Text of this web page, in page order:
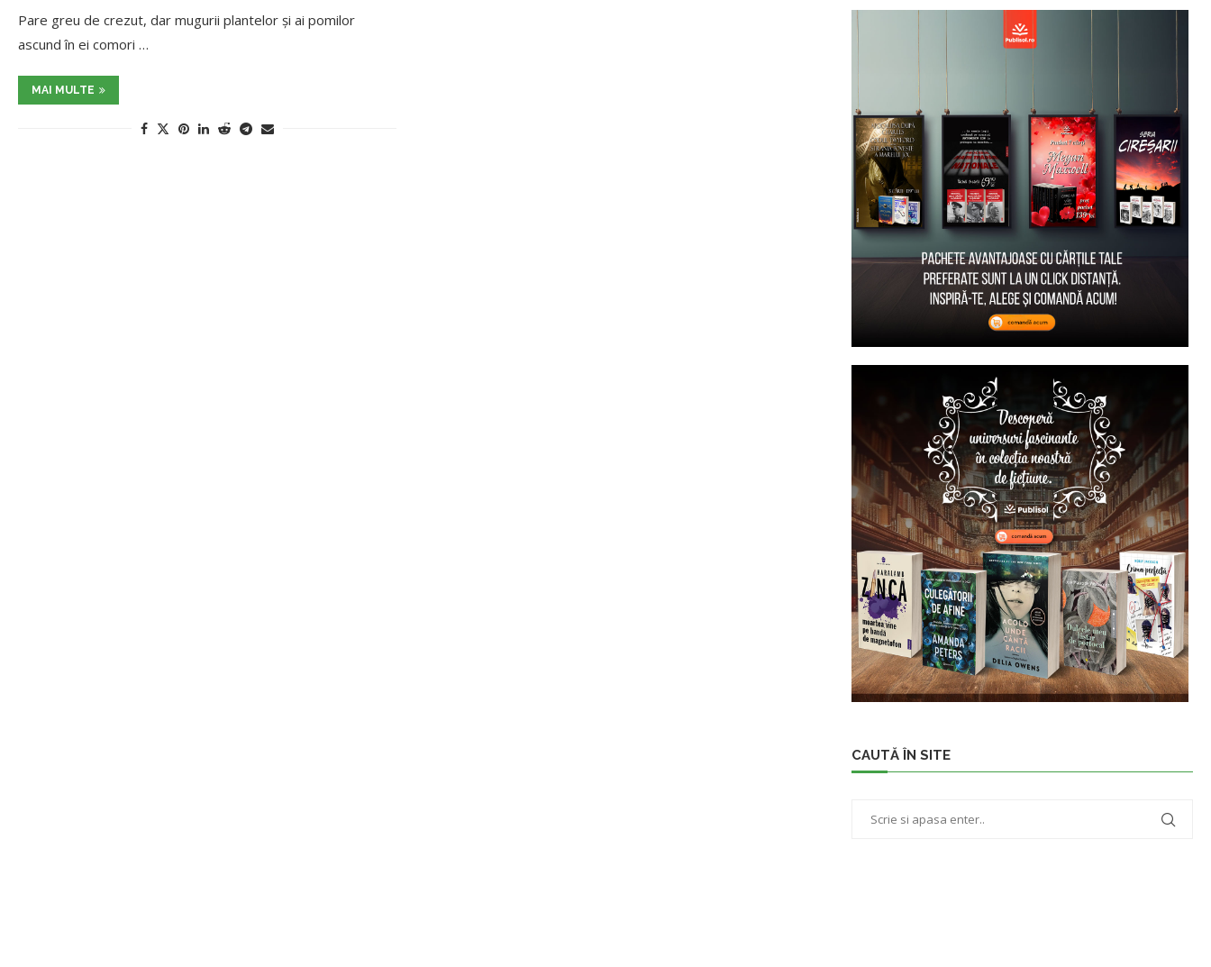
Pare greu de crezut, dar mugurii plantelor și ai pomilor
ascund în ei comori …
MAI MULTE
CAUTĂ ÎN SITE